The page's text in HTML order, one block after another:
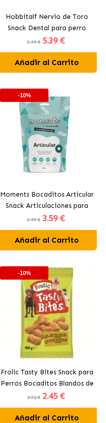
Hobbitalf Nervio de Toro
Snack Dental para perro
5.99 € 5.39 €
Añadir al Carrito
-10%
Moments Bocaditos Articular
Snack Articulaciones para
Perros
3.99 € 3.59 €
Añadir al Carrito
-10%
Frolic Tasty Bites Snack para
Perros Bocaditos Blandos de
Pollo
2.72 € 2.45 €
Añadir al Carrito